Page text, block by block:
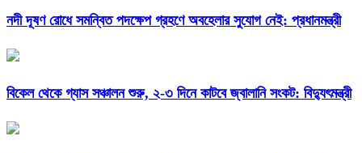
নদী দূষণ রোধে সমন্বিত পদক্ষেপ গ্রহণে অবহেলার সুযোগ নেই: প্রধানমন্ত্রী
বিকেল থেকে গ্যাস সঞ্চালন শুরু, ২-৩ দিনে কাটবে জ্বালানি সংকট: বিদ্যুৎমন্ত্রী